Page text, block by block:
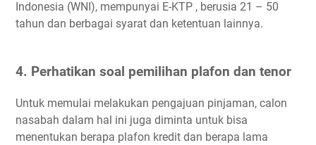
Indonesia (WNI), mempunyai E-KTP , berusia 21 – 50
tahun dan berbagai syarat dan ketentuan lainnya.
4. Perhatikan soal pemilihan plafon dan tenor
Untuk memulai melakukan pengajuan pinjaman, calon
nasabah dalam hal ini juga diminta untuk bisa
menentukan berapa plafon kredit dan berapa lama